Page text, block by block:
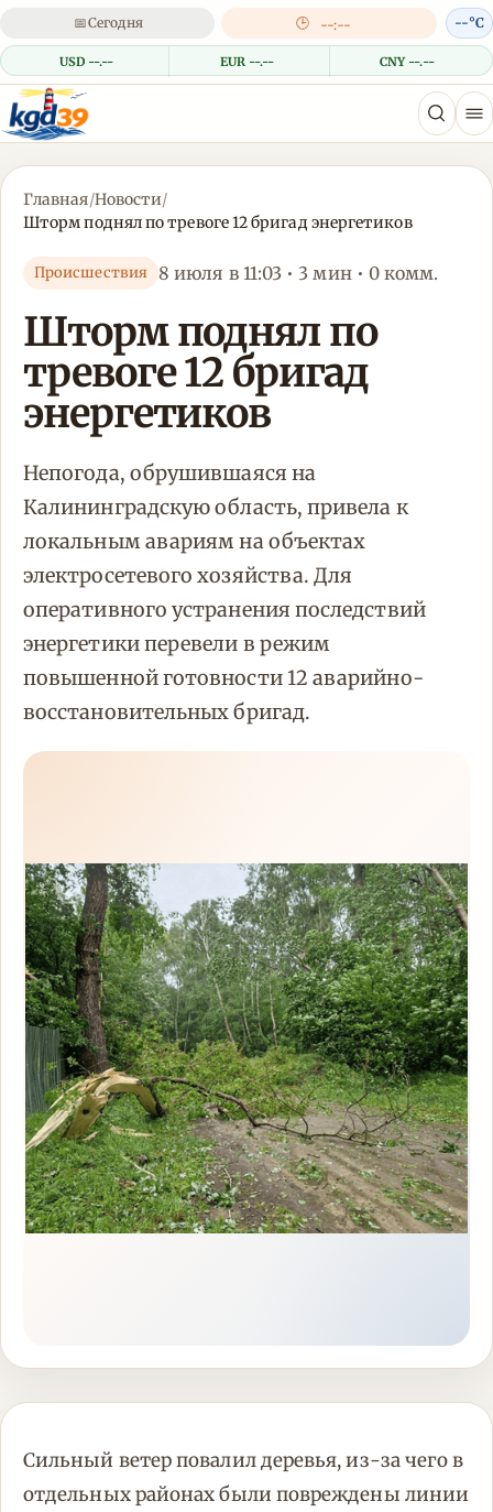
📅Сегодня 🕒 --:--
USD --.-- EUR --.-- CNY --.--
--°C
Главная/Новости/
Шторм поднял по тревоге 12 бригад энергетиков
Происшествия 8 июля в 11:03 • 3 мин • 0 комм.
Шторм поднял по
тревоге 12 бригад
энергетиков
Непогода, обрушившаяся на
Калининградскую область, привела к
локальным авариям на объектах
электросетевого хозяйства. Для
оперативного устранения последствий
энергетики перевели в режим
повышенной готовности 12 аварийно-
восстановительных бригад.
Сильный ветер повалил деревья, из-за чего в
отдельных районах были повреждены линии